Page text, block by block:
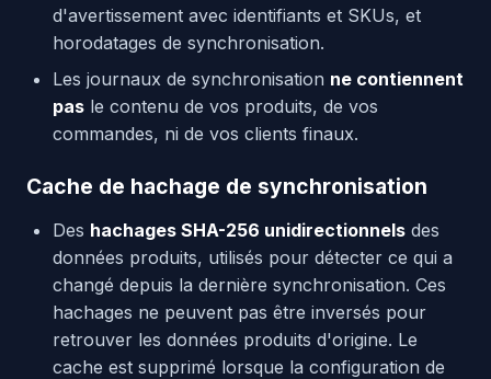
d'avertissement avec identifiants et SKUs, et
horodatages de synchronisation.
Les journaux de synchronisation ne contiennent
pas le contenu de vos produits, de vos
commandes, ni de vos clients finaux.
Cache de hachage de synchronisation
Des hachages SHA-256 unidirectionnels des
données produits, utilisés pour détecter ce qui a
changé depuis la dernière synchronisation. Ces
hachages ne peuvent pas être inversés pour
retrouver les données produits d'origine. Le
cache est supprimé lorsque la configuration de